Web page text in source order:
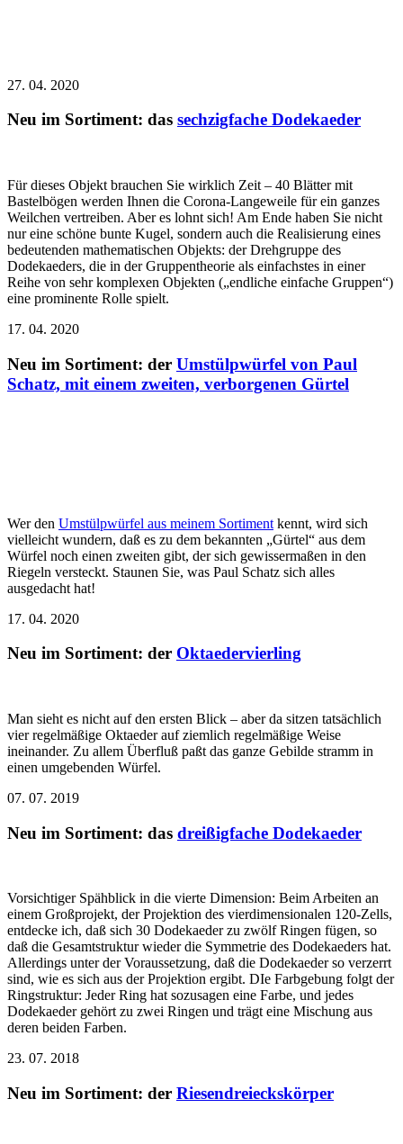
27. 04. 2020
Neu im Sortiment: das sechzigfache Dodekaeder
Für dieses Objekt brauchen Sie wirklich Zeit – 40 Blätter mit
Bastelbögen werden Ihnen die Corona-Langeweile für ein ganzes
Weilchen vertreiben. Aber es lohnt sich! Am Ende haben Sie nicht
nur eine schöne bunte Kugel, sondern auch die Realisierung eines
bedeutenden mathematischen Objekts: der Drehgruppe des
Dodekaeders, die in der Gruppentheorie als einfachstes in einer
Reihe von sehr komplexen Objekten („endliche einfache Gruppen“)
eine prominente Rolle spielt.
17. 04. 2020
Neu im Sortiment: der Umstülpwürfel von Paul
Schatz, mit einem zweiten, verborgenen Gürtel
Wer den Umstülpwürfel aus meinem Sortiment kennt, wird sich
vielleicht wundern, daß es zu dem bekannten „Gürtel“ aus dem
Würfel noch einen zweiten gibt, der sich gewissermaßen in den
Riegeln versteckt. Staunen Sie, was Paul Schatz sich alles
ausgedacht hat!
17. 04. 2020
Neu im Sortiment: der Oktaedervierling
Man sieht es nicht auf den ersten Blick – aber da sitzen tatsächlich
vier regelmäßige Oktaeder auf ziemlich regelmäßige Weise
ineinander. Zu allem Überfluß paßt das ganze Gebilde stramm in
einen umgebenden Würfel.
07. 07. 2019
Neu im Sortiment: das dreißigfache Dodekaeder
Vorsichtiger Spähblick in die vierte Dimension: Beim Arbeiten an
einem Großprojekt, der Projektion des vierdimensionalen 120-Zells,
entdecke ich, daß sich 30 Dodekaeder zu zwölf Ringen fügen, so
daß die Gesamtstruktur wieder die Symmetrie des Dodekaeders hat.
Allerdings unter der Voraussetzung, daß die Dodekaeder so verzerrt
sind, wie es sich aus der Projektion ergibt. DIe Farbgebung folgt der
Ringstruktur: Jeder Ring hat sozusagen eine Farbe, und jedes
Dodekaeder gehört zu zwei Ringen und trägt eine Mischung aus
deren beiden Farben.
23. 07. 2018
Neu im Sortiment: der Riesendreieckskörper